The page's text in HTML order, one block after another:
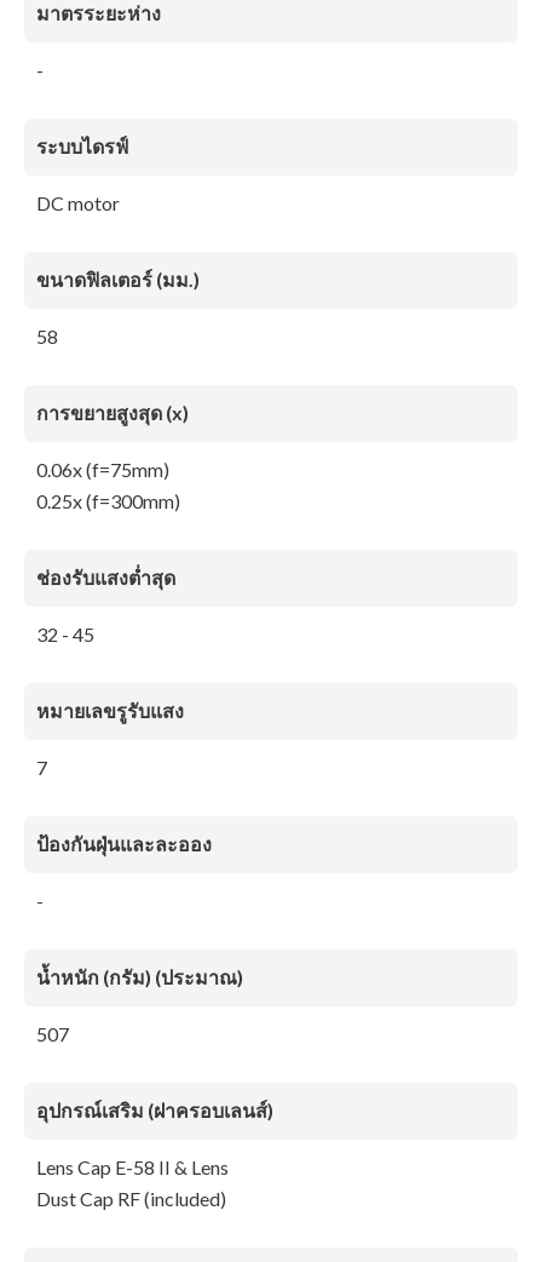
มาตรระยะห่าง
-
ระบบไดรฟ์
DC motor
ขนาดฟิลเตอร์ (มม.)
58
การขยายสูงสุด (x)
0.06x (f=75mm)
0.25x (f=300mm)
ช่องรับแสงต่ำสุด
32 - 45
หมายเลขรูรับแสง
7
ป้องกันฝุ่นและละออง
-
น้ำหนัก (กรัม) (ประมาณ)
507
อุปกรณ์เสริม (ฝาครอบเลนส์)
Lens Cap E-58 II & Lens
Dust Cap RF (included)